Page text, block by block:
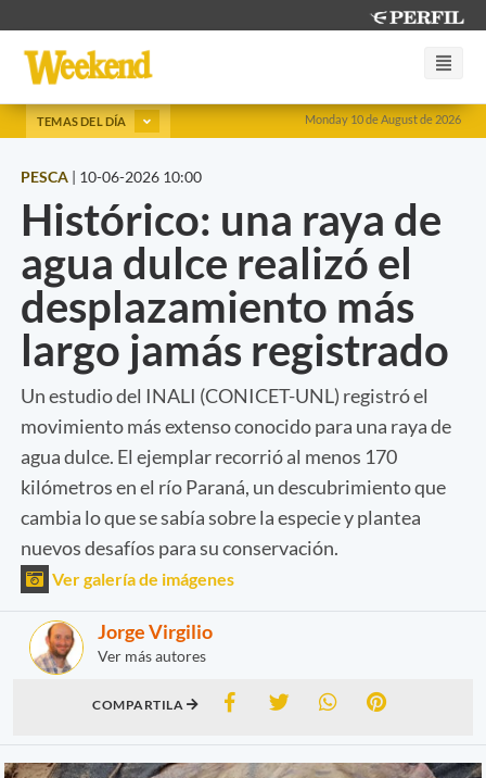
Monday 10 de August de 2026
TEMAS DEL DÍA
PESCA | 10-06-2026 10:00
Histórico: una raya de
agua dulce realizó el
desplazamiento más
largo jamás registrado
Un estudio del INALI (CONICET-UNL) registró el
movimiento más extenso conocido para una raya de
agua dulce. El ejemplar recorrió al menos 170
kilómetros en el río Paraná, un descubrimiento que
cambia lo que se sabía sobre la especie y plantea
nuevos desafíos para su conservación.
Ver galería de imágenes
Jorge Virgilio
Ver más autores
COMPARTILA